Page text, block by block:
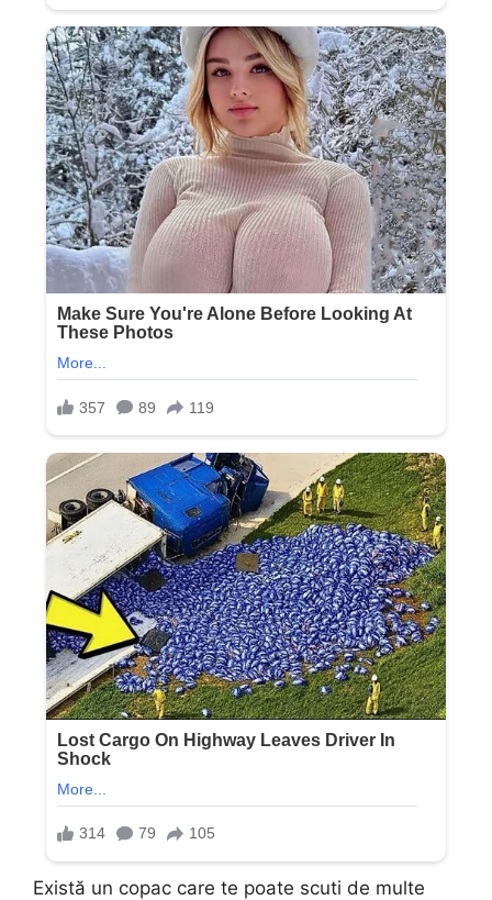
Există un copac care te poate scuti de multe